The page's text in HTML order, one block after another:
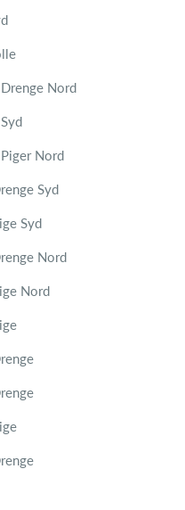
Nord
Nord
Syd
Syd
Nord
Nord